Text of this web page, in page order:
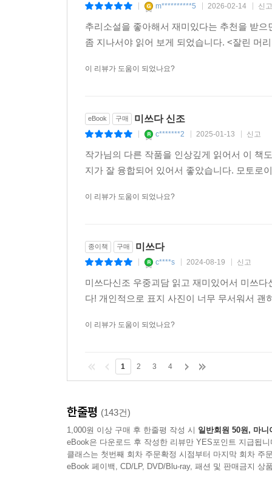
m**********5 2026-02-14 신고
추리소설을 좋아해서 재미있다는 추천을 받
좀 지나서야 읽어 보게 되었습니다. <잘린 머
이 리뷰가 도움이 되었나요?
eBook 구매 미쓰다 신조
c*******2 2025-01-13 신고
작가님의 다른 작품을 인상깊게 읽어서 이 책
지가 잘 융합되어 있어서 좋았습니다. 모토로
이 리뷰가 도움이 되었나요?
종이책 구매 미쓰다
c****s 2024-08-19 신고
미쓰다신조 우중괴담 읽고 재미있어서 미쓰
다! 개인적으로 표지 사진이 너무 무서워서
이 리뷰가 도움이 되었나요?
1 2 3 4
한줄평 (143건)
1,000원 이상 구매 후 한줄평 작성 시 일반회원 50원, 마니
eBook은 다운로드 후 작성한 리뷰만 YES포인트 지급됩니
클래스는 첫번째 회차 주문확정 시점부터 마지막 회차 주
eBook 페이백, CD/LP, DVD/Blu-ray, 패션 및 판매금지 상